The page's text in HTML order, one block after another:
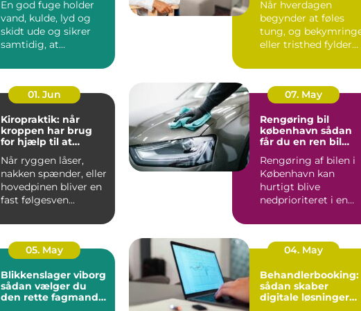
En god fuge holder
vand, kulde, lyd og
skidt ude og sikrer
samtidig, at
bevæge sig ud...
Når hverdagen
begynder at føles
tung, og
eller tristhed fylder
kan en p...
01. Jun
Kiropraktik: når
kroppen har brug
for hjælp til at
Når ryggen låser,
nakken spænder, eller
hovedpinen bliver en
fast følgesven...
07. May
Rengøring bil
københavn sådan
får du en ren bil
Rengøring af bilen i
København kan
hurtigt blive
nedprioriteret i en
arbejde, børn...
05. May
Blikkenslager viborg
sådan vælger du
den rette fagmand
04. May
Behandlerbooking:
sådan skaber
digitale løsninger